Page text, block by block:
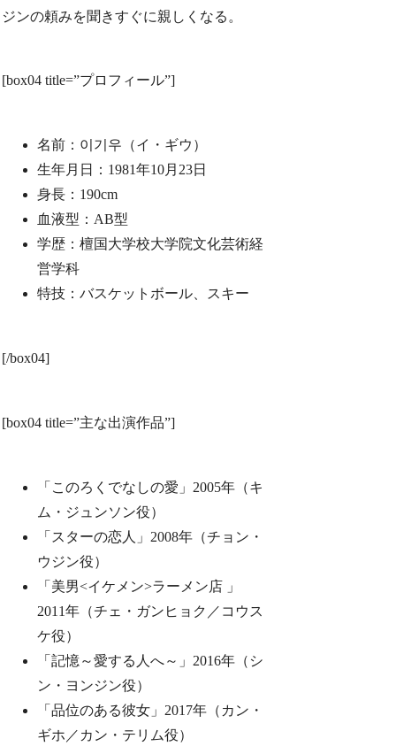
ジンの頼みを聞きすぐに親しくなる。
[box04 title=”プロフィール”]
名前：이기우（イ・ギウ）
生年月日：1981年10月23日
身長：190cm
血液型：AB型
学歴：檀国大学校大学院文化芸術経
営学科
特技：バスケットボール、スキー
[/box04]
[box04 title=”主な出演作品”]
「このろくでなしの愛」2005年（キ
ム・ジュンソン役）
「スターの恋人」2008年（チョン・
ウジン役）
「美男<イケメン>ラーメン店 」
2011年（チェ・ガンヒョク／コウス
ケ役）
「記憶～愛する人へ～」2016年（シ
ン・ヨンジン役）
「品位のある彼女」2017年（カン・
ギホ／カン・テリム役）